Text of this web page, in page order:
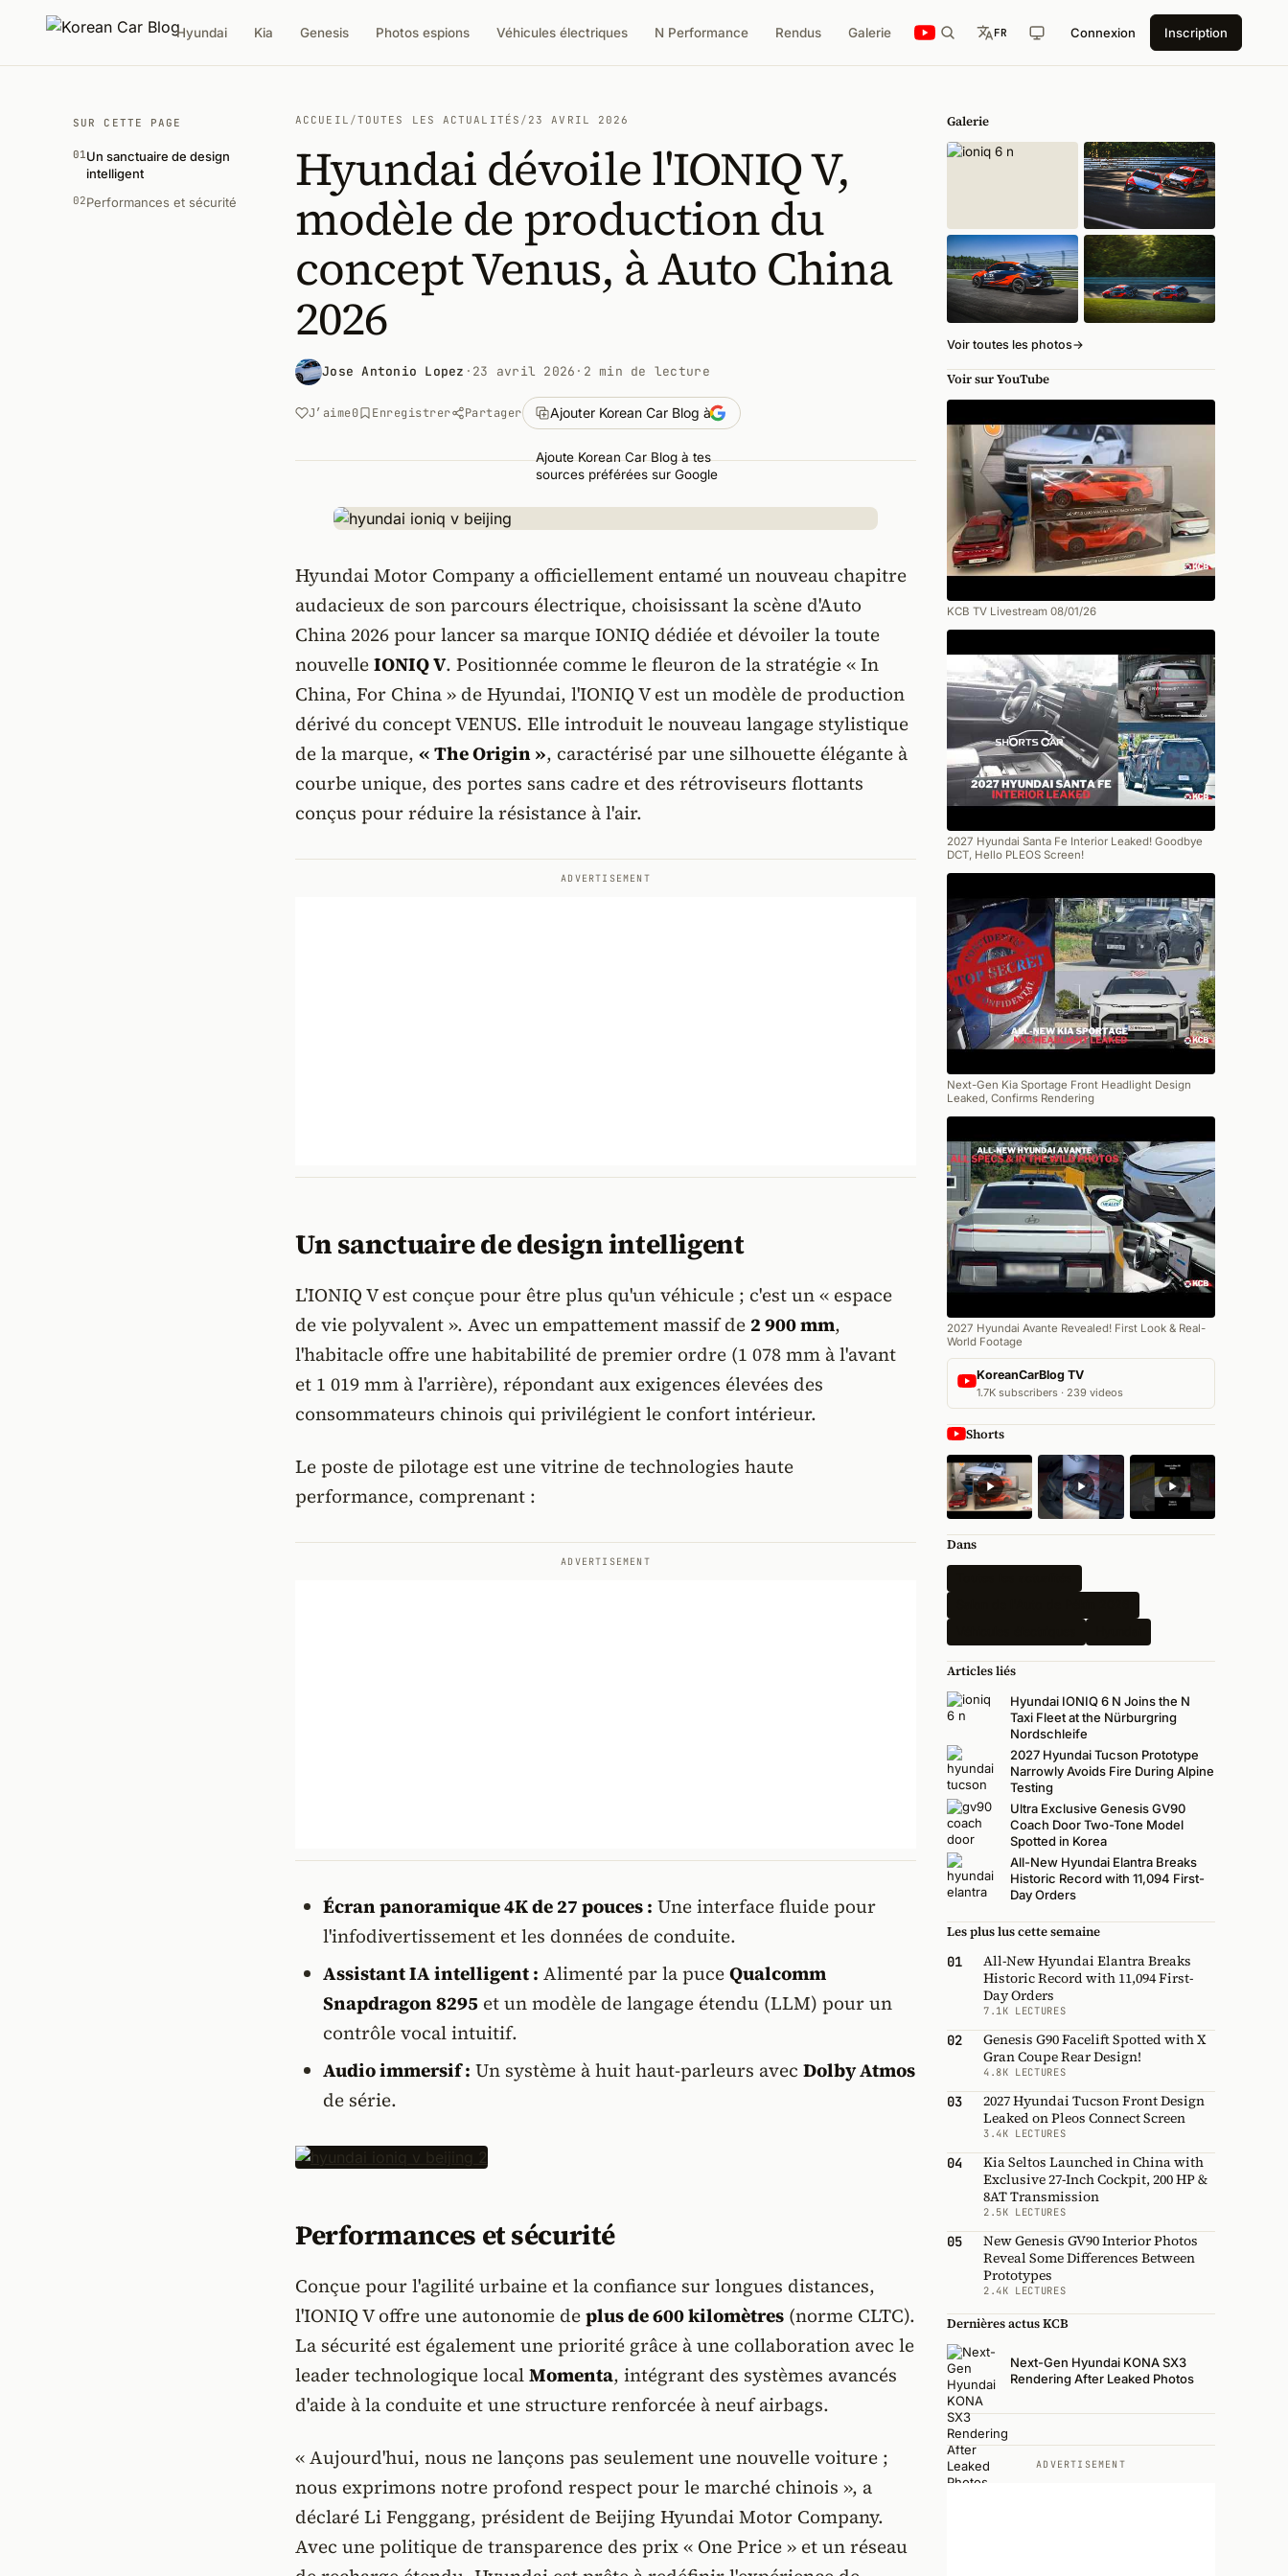
Hyundai Kia Genesis Photos espions Véhicules électriques N Performance Rendus Galerie FR Connexion Inscription
SUR CETTE PAGE
01Un sanctuaire de design
intelligent
02Performances et sécurité
ACCUEIL /TOUTES LES ACTUALITÉS / 23 AVRIL 2026
Hyundai dévoile l'IONIQ V,
modèle de production du
concept Venus, à Auto China
2026
Jose Antonio Lopez · 23 avril 2026 · 2 min de lecture
J’aime0 Enregistrer Partager Ajouter Korean Car Blog à
Ajoute Korean Car Blog à tes
sources préférées sur Google
Hyundai Motor Company a officiellement entamé un nouveau chapitre
audacieux de son parcours électrique, choisissant la scène d'Auto
China 2026 pour lancer sa marque IONIQ dédiée et dévoiler la toute
nouvelleIONIQ V. Positionnée comme le fleuron de la stratégie « In
China, For China » de Hyundai, l'IONIQ V est un modèle de production
dérivé du concept VENUS. Elle introduit le nouveau langage stylistique
de la marque, « The Origin », caractérisé par une silhouette élégante à
courbe unique, des portes sans cadre et des rétroviseurs flottants
conçus pour réduire la résistance à l'air.
ADVERTISEMENT
Un sanctuaire de design intelligent
L'IONIQ V est conçue pour être plus qu'un véhicule ; c'est un « espace
de vie polyvalent ». Avec un empattement massif de 2 900 mm,
l'habitacle offre une habitabilité de premier ordre (1 078 mm à l'avant
et 1 019 mm à l'arrière), répondant aux exigences élevées des
consommateurs chinois qui privilégient le confort intérieur.
Le poste de pilotage est une vitrine de technologies haute
performance, comprenant :
ADVERTISEMENT
Écran panoramique 4K de 27 pouces : Une interface fluide pour
l'infodivertissement et les données de conduite.
Assistant IA intelligent : Alimenté par la puceQualcomm
Snapdragon 8295et un modèle de langage étendu (LLM) pour un
contrôle vocal intuitif.
Audio immersif : Un système à huit haut-parleurs avec Dolby Atmos
de série.
Performances et sécurité
Conçue pour l'agilité urbaine et la confiance sur longues distances,
l'IONIQ V offre une autonomie deplus de 600 kilomètres (norme CLTC).
La sécurité est également une priorité grâce à une collaboration avec le
leader technologique localMomenta, intégrant des systèmes avancés
d'aide à la conduite et une structure renforcée à neuf airbags.
« Aujourd'hui, nous ne lançons pas seulement une nouvelle voiture ;
nous exprimons notre profond respect pour le marché chinois », a
déclaré Li Fenggang, président de Beijing Hyundai Motor Company.
Avec une politique de transparence des prix « One Price » et un réseau
Galerie
Voir toutes les photos→
Voir sur YouTube
KCB TV Livestream 08/01/26
2027 Hyundai Santa Fe Interior Leaked! Goodbye
DCT, Hello PLEOS Screen!
Next-Gen Kia Sportage Front Headlight Design
Leaked, Confirms Rendering
2027 Hyundai Avante Revealed! First Look & Real-
World Footage
KoreanCarBlog TV
1.7K subscribers · 239 videos
Shorts
Dans
Articles liés
Hyundai IONIQ 6 N Joins the N
Taxi Fleet at the Nürburgring
Nordschleife
2027 Hyundai Tucson Prototype
Narrowly Avoids Fire During Alpine
Testing
Ultra Exclusive Genesis GV90
Coach Door Two-Tone Model
Spotted in Korea
All-New Hyundai Elantra Breaks
Historic Record with 11,094 First-
Day Orders
Les plus lus cette semaine
01
All-New Hyundai Elantra Breaks
Historic Record with 11,094 First-
Day Orders
7.1K LECTURES
02
Genesis G90 Facelift Spotted with X
Gran Coupe Rear Design!
4.8K LECTURES
03
2027 Hyundai Tucson Front Design
Leaked on Pleos Connect Screen
3.4K LECTURES
04
Kia Seltos Launched in China with
Exclusive 27-Inch Cockpit, 200 HP &
8AT Transmission
2.5K LECTURES
05
New Genesis GV90 Interior Photos
Reveal Some Differences Between
Prototypes
2.4K LECTURES
Dernières actus KCB
Next-Gen Hyundai KONA SX3
Rendering After Leaked Photos
ADVERTISEMENT